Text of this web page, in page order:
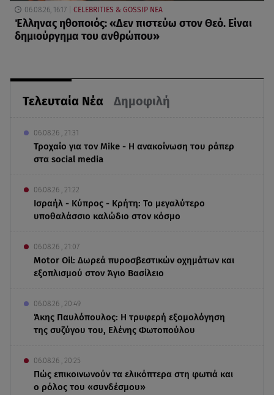
Τελευταία Νέα Δημοφιλή
06.08.26 , 21:31
Τροχαίο για τον Mike - Η ανακοίνωση του ράπερ
στα social media
06.08.26 , 21:22
Ισραήλ - Κύπρος - Κρήτη: Το μεγαλύτερο
υποθαλάσσιο καλώδιο στον κόσμο
06.08.26 , 21:07
Motor Oil: Δωρεά πυροσβεστικών οχημάτων και
εξοπλισμού στον Άγιο Βασίλειο
06.08.26 , 20:49
Άκης Παυλόπουλος: Η τρυφερή εξομολόγηση
της συζύγου του, Ελένης Φωτοπούλου
06.08.26 , 20:25
Πώς επικοινωνούν τα ελικόπτερα στη φωτιά και
ο ρόλος του «συνδέσμου»
06.08.26, 16:17 CELEBRITIES & GOSSIP ΝΕΑ
Έλληνας ηθοποιός: «Δεν πιστεύω στον Θεό. Είναι
δημιούργημα του ανθρώπου»